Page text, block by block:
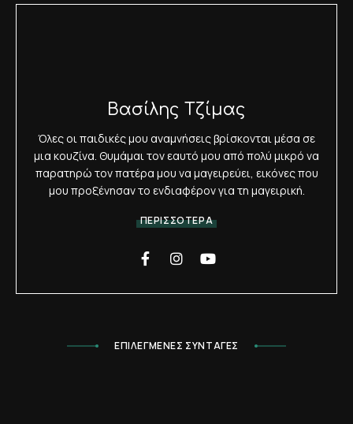
Βασίλης Τζίμας
Όλες οι παιδικές μου αναμνήσεις βρίσκονται μέσα σε
μια κουζίνα. Θυμάμαι τον εαυτό μου από πολύ μικρό να
παρατηρώ τον πατέρα μου να μαγειρεύει, εικόνες που
μου προξένησαν το ενδιαφέρον για τη μαγειρική.
ΠΕΡΙΣΣΟΤΕΡΑ
ΕΠΙΛΕΓΜΕΝΕΣ ΣΥΝΤΑΓΕΣ